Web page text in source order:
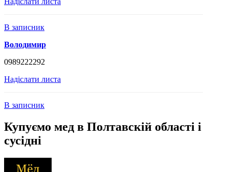
В записник
Володимир
0989222292
Надіслати листа
В записник
Купуємо мед в Полтавскій області і
сусідні